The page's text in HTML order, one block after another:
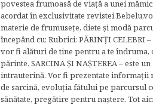
povestea frumoasă de viață a unei
acordat în exclusivitate revistei
materie de frumuseţe, diete şi modă
începând cu: Rubrici: PĂRINŢI CELEBRI
vor fi alături de tine pentru a te
părinte. SARCINA ŞI NAŞTEREA – este
intrauterină. Vor fi prezentate
de sarcină, evoluţia fătului pe parcursul
sănătate, pregătire pentru naştere. Tot